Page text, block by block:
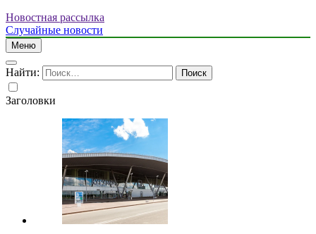
Новостная рассылка
Случайные новости
Меню
Найти:
Заголовки